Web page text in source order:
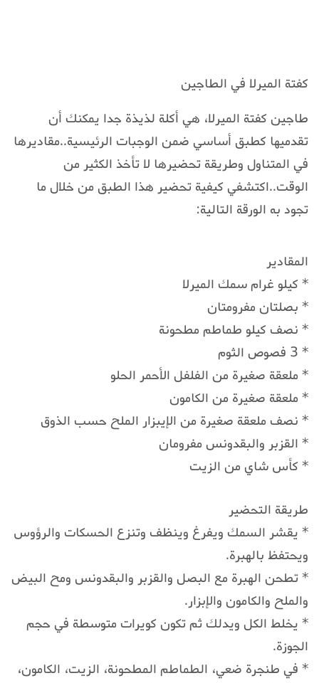
كفتة الميرلا في الطاجين
طاجين كفتة الميرلا، هي أكلة لذيذة جدا يمكنك أن
تقدميها كطبق أساسي ضمن الوجبات الرئيسية..مقاديرها
في المتناول وطريقة تحضيرها لا تأخذ الكثير من
الوقت..اكتشفي كيفية تحضير هذا الطبق من خلال ما
تجود به الورقة التالية:
المقادير
* كيلو غرام سمك الميرلا
* بصلتان مفرومتان
* نصف كيلو طماطم مطحونة
* 3 فصوص الثوم
* ملعقة صغيرة من الفلفل الأحمر الحلو
* ملعقة صغيرة من الكامون
* نصف ملعقة صغيرة من الإيبزار الملح حسب الذوق
* القزبر والبقدونس مفرومان
* كأس شاي من الزيت
طريقة التحضير
* يقشر السمك ويفرغ وينظف وتنزع الحسكات والرؤوس
ويحتفظ بالهبرة.
* تطحن الهبرة مع البصل والقزبر والبقدونس ومح البيض
والملح والكامون والإبزار.
* يخلط الكل ويدلك ثم تكون كويرات متوسطة في حجم
الجوزة.
* في طنجرة ضعي، الطماطم المطحونة، الزيت، الكامون،